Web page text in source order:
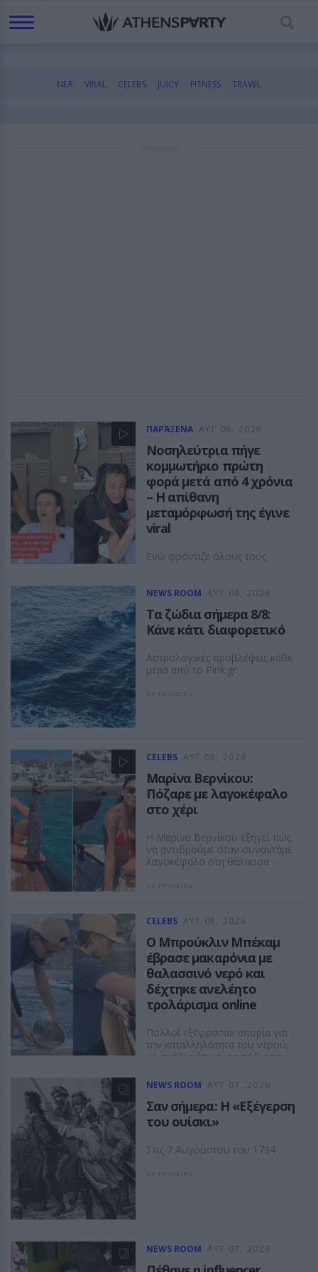
ΝΕΑ VIRAL CELEBS JUICY FITNESS TRAVEL
ΠΑΡΆΞΕΝΑ ΑΥΓ 08, 2026
Νοσηλεύτρια πήγε
κομμωτήριο πρώτη
φορά μετά από 4 χρόνια
– Η απίθανη
μεταμόρφωσή της έγινε
viral
Ενώ φρόντιζε όλους τους
NEWS ROOM ΑΥΓ 08, 2026
Τα ζώδια σήμερα 8/8:
Κάνε κάτι διαφορετικό
Αστρολογικές προβλέψεις κάθε
μέρα από το Pink.gr
CELEBS ΑΥΓ 08, 2026
Μαρίνα Βερνίκου:
Πόζαρε με λαγοκέφαλο
στο χέρι
Η Μαρίνα Βερνίκου εξηγεί πώς
να αντιδρούμε όταν συναντάμε
λαγοκέφαλο στη θάλασσα
CELEBS ΑΥΓ 08, 2026
Ο Μπρούκλιν Μπέκαμ
έβρασε μακαρόνια με
θαλασσινό νερό και
δέχτηκε ανελέητο
τρολάρισμα online
Πολλοί εξέφρασαν απορία για
την καταλληλότητα του νερού,
με σχόλια όπως «τα πόδια του
NEWS ROOM ΑΥΓ 07, 2026
Σαν σήμερα: Η «Εξέγερση
του ουίσκι»
Στις 7 Αυγούστου του 1794
NEWS ROOM ΑΥΓ 07, 2026